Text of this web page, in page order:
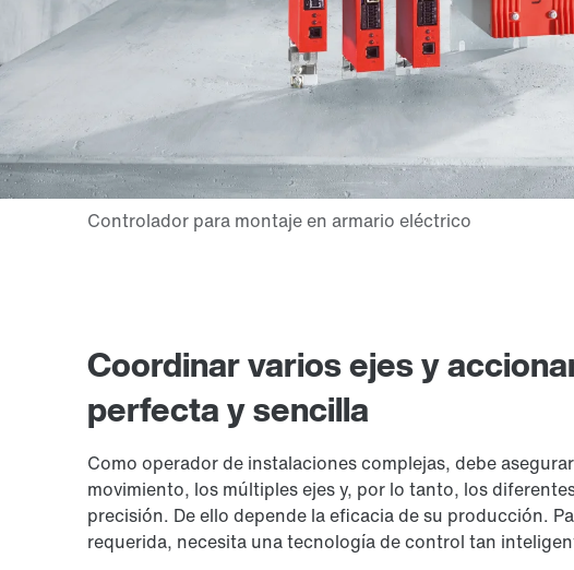
Coordinar varios ejes y
perfecta y sencilla
Como operador de instalaciones complejas, debe
movimiento, los múltiples ejes y, por lo tanto, los
precisión. De ello depende la eficacia de su producción.
requerida, necesita una tecnología de control tan